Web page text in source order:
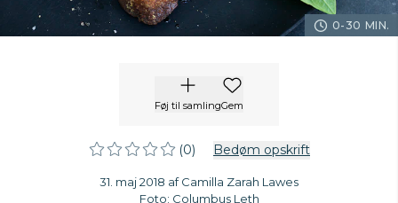
0-30 MIN.
Føj til samlingGem
(0) Bedøm opskrift
31. maj 2018 af Camilla Zarah Lawes
Foto: Columbus Leth